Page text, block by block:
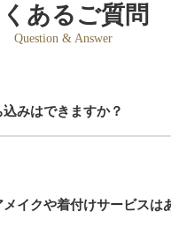
あるご質問
Question & Answer
込みはできますか？
イクや着付けサービスは